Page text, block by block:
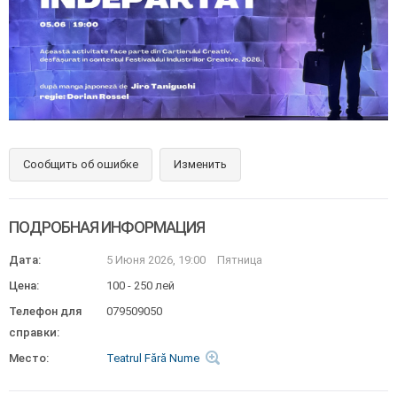
Сообщить об ошибке Изменить
ПОДРОБНАЯ ИНФОРМАЦИЯ
Дата: 5 Июня 2026, 19:00
Пятница
Цена:
100 - 250 лей
Телефон для
справки:
079509050
Место: Teatrul Fără Nume